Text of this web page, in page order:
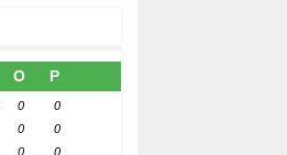
O P
0
0
0
0
0
0